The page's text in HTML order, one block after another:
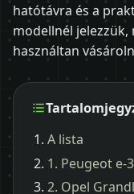
hatótávra és a
modellnél
használtan
A lista
1. Peugeot e-
2. Opel